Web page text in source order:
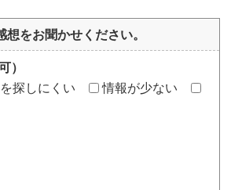
をお聞かせください。
）
探しにくい
情報が少ない